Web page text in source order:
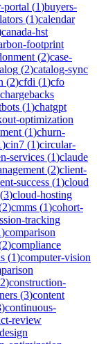
portal (1)buyers-
(1)calendar
canada-hst
footprint
(2)case-
(2)catalog-sync
(2)cfdi (1)cfo
chargebacks
(1)chatgpt
optimization
(1)churn-
)cin7 (1)circular-
services (1)claude
(2)client-
success (1)cloud
(3)cloud-hosting
2)cmms (1)cohort-
tracking
)comparison
2)compliance
(1)computer-vision
2)construction-
(3)content
)continuous-
review